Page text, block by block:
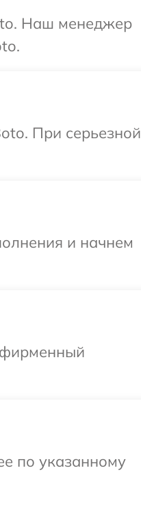
Наш менеджер
При серьезной
и начнем
фирменный
по указанному